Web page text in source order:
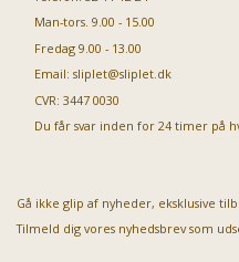
Man-tors. 9.00 - 15.00
Fredag 9.00 - 13.00
Email: sliplet@sliplet.dk
CVR: 3447 0030
Du får svar inden for 24 timer på
Gå ikke glip af nyheder, eksklusive
Tilmeld dig vores nyhedsbrev som